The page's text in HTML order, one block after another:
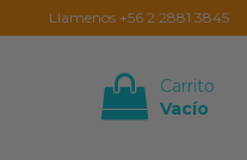
Llamenos +56 2 2881 3845
Carrito
Vacío